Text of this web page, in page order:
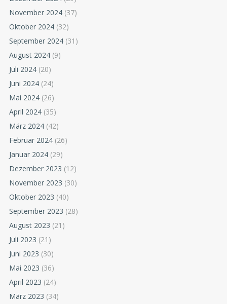
November 2024 (37)
Oktober 2024 (32)
September 2024 (31)
August 2024 (9)
Juli 2024 (20)
Juni 2024 (24)
Mai 2024 (26)
April 2024 (35)
März 2024 (42)
Februar 2024 (26)
Januar 2024 (29)
Dezember 2023 (12)
November 2023 (30)
Oktober 2023 (40)
September 2023 (28)
August 2023 (21)
Juli 2023 (21)
Juni 2023 (30)
Mai 2023 (36)
April 2023 (24)
März 2023 (34)